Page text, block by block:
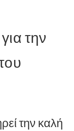
την
την καλή